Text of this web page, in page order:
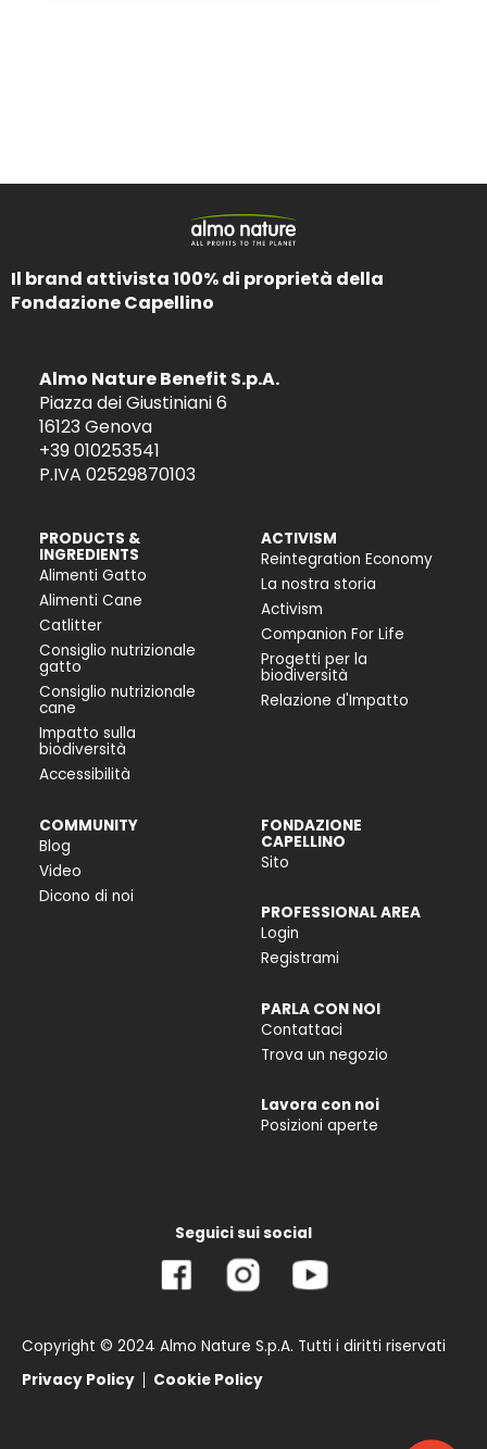
Il brand attivista 100% di proprietà della
Fondazione Capellino
Almo Nature Benefit S.p.A.
Piazza dei Giustiniani 6
16123 Genova
+39 010253541
P.IVA 02529870103
PRODUCTS &
INGREDIENTS
Alimenti Gatto
Alimenti Cane
Catlitter
Consiglio nutrizionale
gatto
Consiglio nutrizionale
cane
Impatto sulla
biodiversità
Accessibilità
ACTIVISM
Reintegration Economy
La nostra storia
Activism
Companion For Life
Progetti per la
biodiversità
Relazione d'Impatto
COMMUNITY
Blog
Video
Dicono di noi
FONDAZIONE
CAPELLINO
Sito
PROFESSIONAL AREA
Login
Registrami
PARLA CON NOI
Contattaci
Trova un negozio
Lavora con noi
Posizioni aperte
Seguici sui social
Copyright © 2024 Almo Nature S.p.A. Tutti i diritti riservati
Privacy Policy
Cookie Policy